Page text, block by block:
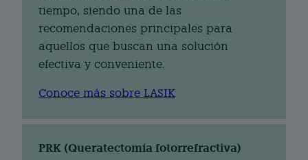
tiempo, siendo una de las
recomendaciones principales para
aquellos que buscan una solución
efectiva y conveniente.
Conoce más sobre LASIK
PRK (Queratectomía fotorrefractiva)